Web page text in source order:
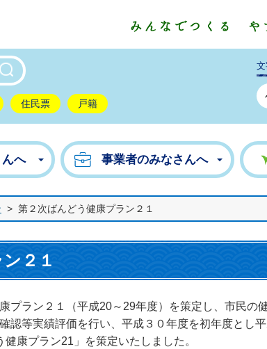
住民票 戸籍
文
へ 事業者のみなさんへ
> 第２次ばんどう健康プラン２１
２１
プラン２１（平成20～29年度）を策定し、市民の
認等実績評価を行い、平成３０年度を初年度とし
康プラン21」を策定いたしました。